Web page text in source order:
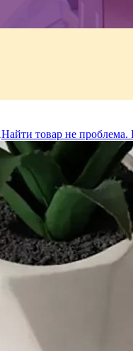
Найти товар не проблема.